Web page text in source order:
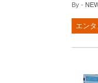
By -
エンタ